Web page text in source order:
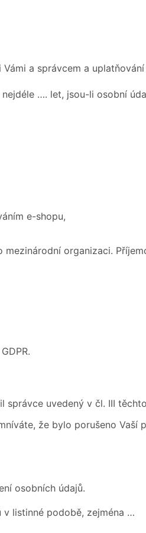
a správcem a
…. let, jsou-li osobní
e-shopu,
organizaci.
správce uvedený v čl. III
že bylo porušeno Vaší
osobních údajů.
listinné podobě, zejména …